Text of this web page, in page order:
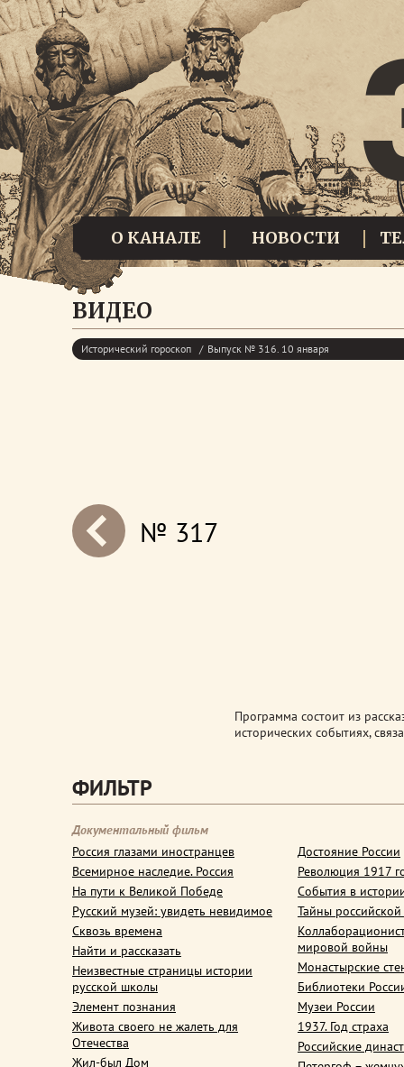
О КАНАЛЕ НОВОСТИ
ВИДЕО
Исторический гороскоп Выпуск № 316. 10 января
next№ 317
Программа состоит из
исторических событиях,
ФИЛЬТР
Документальный фильм
Россия глазами иностранцев
Всемирное наследие. Россия
На пути к Великой Победе
Русский музей: увидеть невидимое
Сквозь времена
Найти и рассказать
Неизвестные страницы истории
русской школы
Элемент познания
Живота своего не жалеть для
Отечества
Жил-был Дом
Достояние России
Революция 1917
События в
Тайны
мировой войны
Монастырские
Библиотеки
Музеи России
1937. Год страха
Российские